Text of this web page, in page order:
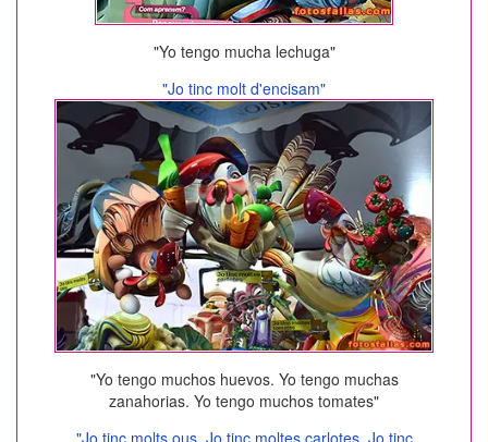
"Yo tengo mucha lechuga"
"Jo tinc molt d'encisam"
"Yo tengo muchos huevos. Yo tengo muchas
zanahorias. Yo tengo muchos tomates"